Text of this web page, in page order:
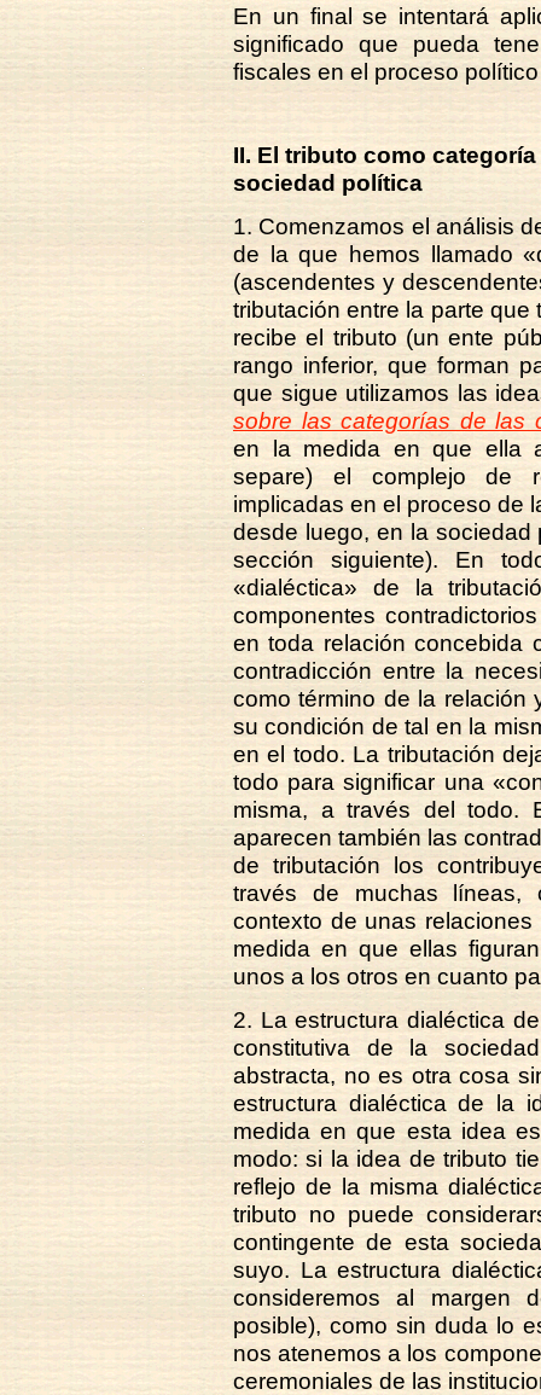
En un final se intentará
significado que pueda
fiscales en el proceso
II. El tributo como
sociedad política
1. Comenzamos el análisis
de la que hemos llamado
(ascendentes y
tributación entre la parte
recibe el tributo (un ente
rango inferior, que forman
que sigue utilizamos las
sobre las categorías de las
en la medida en que ella
separe) el complejo de
implicadas en el proceso de
desde luego, en la
sección siguiente). En
«dialéctica» de la
componentes
en toda relación concebida
contradicción entre la
como término de la relación
su condición de tal en la
en el todo. La tributación
todo para significar una
misma, a través del todo.
aparecen también las
de tributación los
través de muchas líneas,
contexto de unas
medida en que ellas
unos a los otros en cuanto
2. La estructura dialéctica
constitutiva de la
abstracta, no es otra cosa
estructura dialéctica de la
medida en que esta idea
modo: si la idea de tributo
reflejo de la misma
tributo no puede
contingente de esta
suyo. La estructura
consideremos al margen
posible), como sin duda lo
nos atenemos a los
ceremoniales de las